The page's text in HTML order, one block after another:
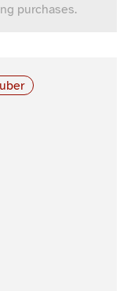
purchases.